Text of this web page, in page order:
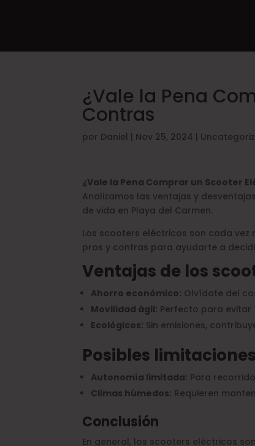
¿Vale la Pena
Contras
por Daniel | Nov 25, 2024 |
¿Vale la Pena Comprar un Scooter
Analizamos las ventajas y
de vida en Playa del Carmen.
Los scooters eléctricos son cada
pros y contras para ayudarte a
Ventajas de los
Ahorro económico: Olvídate del
Movilidad ágil: Perfecto para
Ecológicos: Sin emisiones,
Posibles
Autonomía limitada: Para
Climas húmedos: Requieren
Conclusión
En general, los scooters eléctricos